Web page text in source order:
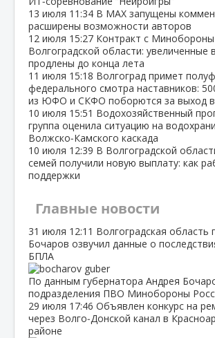
13 июля 11:34 В МАХ запущены
расширены возможности авторов
12 июля 15:27 Контракт с
Волгоградской области: увеличенные
продлены до конца лета
11 июля 15:18 Волгоград примет
федерального смотра наставников:
из ЮФО и СКФО поборются за выход
10 июля 15:51 Водохозяйственный
группа оценила ситуацию на
Волжско‑Камского каскада
10 июля 12:39 В Волгоградской
семей получили новую выплату: как
поддержки
Главные новости
31 июля 12:11 Волгоградская область
Бочаров озвучил данные о
БПЛА
По данным губернатора Андрея
подразделения ПВО Минобороны
29 июля 17:46 Объявлен конкурс на
через Волго‑Донской канал в
районе